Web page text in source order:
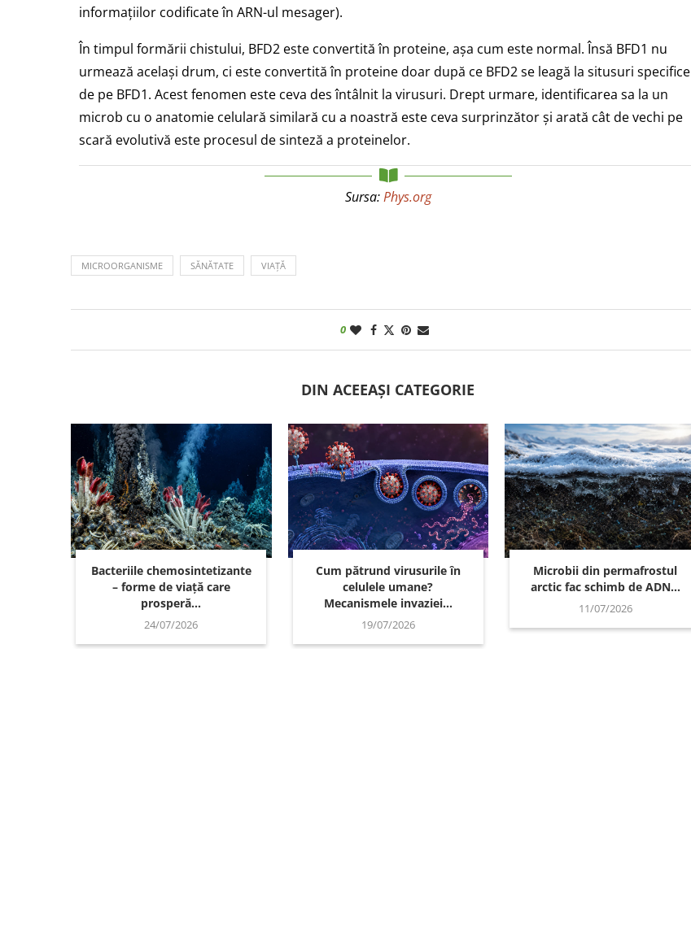
informațiilor codificate în ARN-ul mesager).
În timpul formării chistului, BFD2 este convertită în proteine, așa cum este normal. Însă BFD1 nu
urmează același drum, ci este convertită în proteine doar după ce BFD2 se leagă la situsuri specifice
de pe BFD1. Acest fenomen este ceva des întâlnit la virusuri. Drept urmare, identificarea sa la un
microb cu o anatomie celulară similară cu a noastră este ceva surprinzător și arată cât de vechi pe
scară evolutivă este procesul de sinteză a proteinelor.
Sursa:Phys.org
MICROORGANISME SĂNĂTATE VIAȚĂ
0
DIN ACEEAȘI CATEGORIE
Bacteriile chemosintetizante
– forme de viață care
prosperă...
24/07/2026
Cum pătrund virusurile în
celulele umane?
Mecanismele invaziei...
19/07/2026
Microbii din permafrostul
arctic fac schimb de ADN...
11/07/2026